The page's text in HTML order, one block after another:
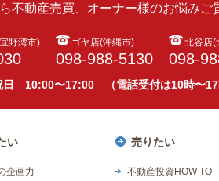
不動産売買、オーナー様のお悩み
野湾市) ゴヤ店(沖縄市)
098-988-5130
北谷店(
098-
10:00〜17:00 （電話受付は10時〜17
い
企画力
売りたい
不動産投資HOW TO